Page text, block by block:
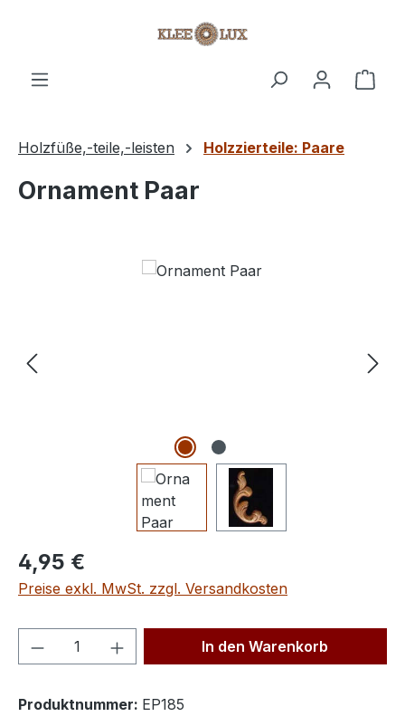
Holzfüße,-teile,-leisten Holzzierteile: Paare
Ornament Paar
Regulärer Preis:
4,95 €
Preise exkl. MwSt. zzgl. Versandkosten
Produkt Anzahl: Gib denIn den Warenkorb
Produktnummer: EP185